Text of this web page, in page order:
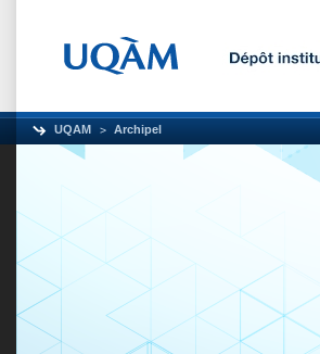
UQAM Archipel